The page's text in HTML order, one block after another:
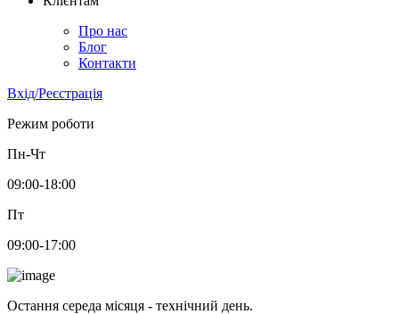
Про нас
Блог
Контакти
Вхід/Реєстрація
Режим роботи
Пн-Чт
09:00-18:00
Пт
09:00-17:00
Остання середа місяця - технічний день.